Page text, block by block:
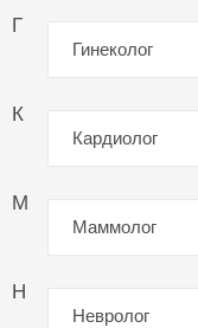
Г
Гинеколог
К
Кардиолог
М
Маммолог
Н
Невролог